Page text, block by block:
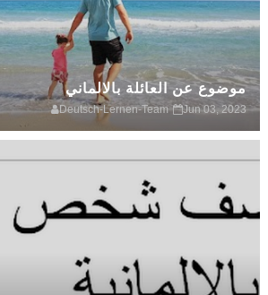
موضوع عن العائلة بالالماني
Deutsch-Lernen-Team Jun 03, 2023